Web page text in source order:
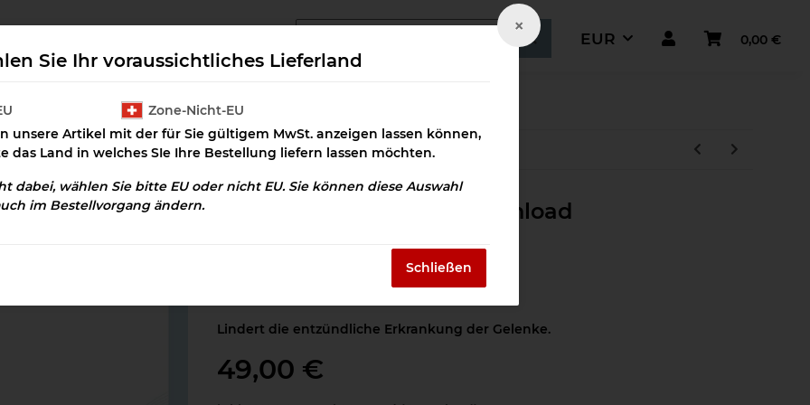
EUR 0,00 €
Entzündung Gelenke Download
Entzündung Gelenke Download
Lindert die entzündliche Erkrankung der Gelenke.
49,00 €
×
Sie Ihr voraussichtliches Lieferland
Zone-Nicht-EU
unsere Artikel mit der für Sie gültigem MwSt. anzeigen lassen können,
das Land in welches SIe Ihre Bestellung liefern lassen möchten.
dabei, wählen Sie bitte EU oder nicht EU. Sie können diese Auswahl
im Bestellvorgang ändern.
Schließen